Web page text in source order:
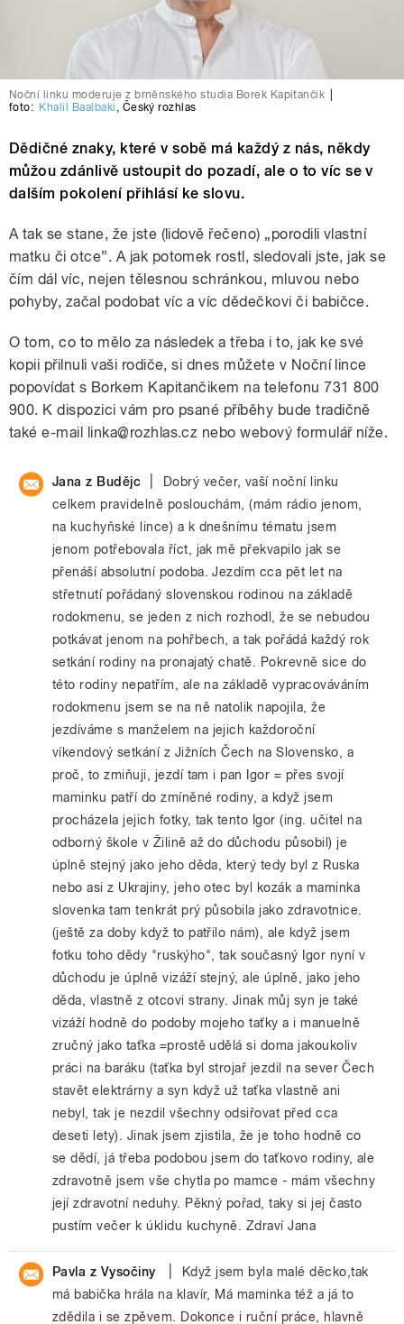
Noční linku moderuje z brněnského studia Borek Kapitančik
foto: Khalil Baalbaki , Český rozhlas
Dědičné znaky, které v sobě má každý z nás, někdy
můžou zdánlivě ustoupit do pozadí, ale o to víc se v
dalším pokolení přihlásí ke slovu.
A tak se stane, že jste (lidově řečeno) „porodili vlastní
matku či otce”. A jak potomek rostl, sledovali jste, jak se
čím dál víc, nejen tělesnou schránkou, mluvou nebo
pohyby, začal podobat víc a víc dědečkovi či babičce.
O tom, co to mělo za následek a třeba i to, jak ke své
kopii přilnuli vaši rodiče, si dnes můžete v Noční lince
popovídat s Borkem Kapitančikem na telefonu 731 800
900. K dispozici vám pro psané příběhy bude tradičně
také e-mail linka@rozhlas.cz nebo webový formulář níže.
Jana z Budějc
Dobrý večer, vaší noční linku
celkem pravidelně poslouchám, (mám rádio jenom,
na kuchyňské lince) a k dnešnímu tématu jsem
jenom potřebovala říct, jak mě překvapilo jak se
přenáší absolutní podoba. Jezdím cca pět let na
střetnutí pořádaný slovenskou rodinou na základě
rodokmenu, se jeden z nich rozhodl, že se nebudou
potkávat jenom na pohřbech, a tak pořádá každý rok
setkání rodiny na pronajatý chatě. Pokrevně sice do
této rodiny nepatřím, ale na základě vypracováváním
rodokmenu jsem se na ně natolik napojila, že
jezdíváme s manželem na jejich každoroční
víkendový setkání z Jižních Čech na Slovensko, a
proč, to zmiňuji, jezdí tam i pan Igor = přes svojí
maminku patří do zmíněné rodiny, a když jsem
procházela jejich fotky, tak tento Igor (ing. učitel na
odborný škole v Žilině až do důchodu působil) je
úplně stejný jako jeho děda, který tedy byl z Ruska
nebo asi z Ukrajiny, jeho otec byl kozák a maminka
slovenka tam tenkrát prý působila jako zdravotnice.
(ještě za doby když to patřilo nám), ale když jsem
fotku toho dědy "ruskýho", tak současný Igor nyní v
důchodu je úplně vizáží stejný, ale úplně, jako jeho
děda, vlastně z otcovi strany. Jinak můj syn je také
vizáží hodně do podoby mojeho taťky a i manuelně
zručný jako taťka =prostě udělá si doma jakoukoliv
práci na baráku (taťka byl strojař jezdil na sever Čech
stavět elektrárny a syn když už taťka vlastně ani
nebyl, tak je nezdil všechny odsiřovat před cca
deseti lety). Jinak jsem zjistila, že je toho hodně co
se dědí, já třeba podobou jsem do taťkovo rodiny, ale
zdravotně jsem vše chytla po mamce - mám všechny
její zdravotní neduhy. Pěkný pořad, taky si jej často
pustím večer k úklidu kuchyně. Zdraví Jana
Pavla z Vysočiny
Když jsem byla malé děcko,tak
má babička hrála na klavír, Má maminka též a já to
zdědila i se zpěvem. Dokonce i ruční práce, hlavně